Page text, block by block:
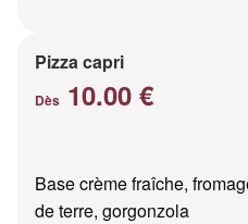
Pizza capri
Dès 10.00 €
Base crème fraîche,
de terre, gorgonzola